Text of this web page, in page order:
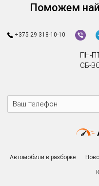
Поможем
+375 29 318-10-10
ПН-
СБ-
Автомобили в разборке